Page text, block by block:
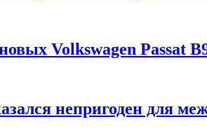
Volkswagen Passat
непригоден для